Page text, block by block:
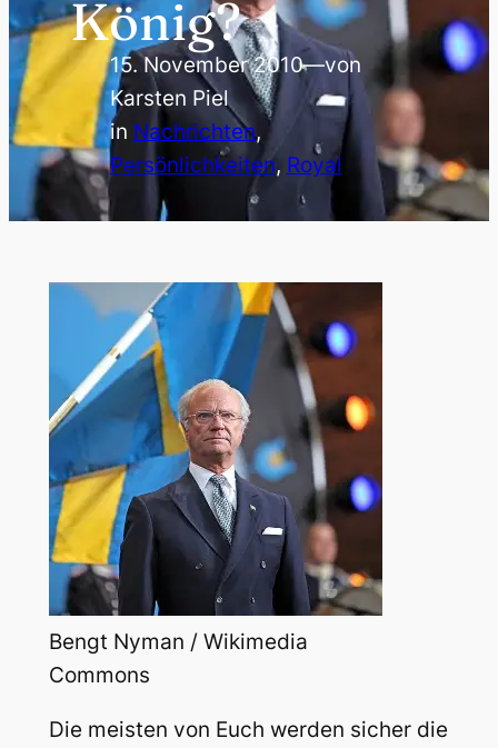
König?
15. November 2010—von
Karsten Piel
in Nachrichten
Persönlichkeiten, Royal
Bengt Nyman / Wikimedia
Commons
Die meisten von Euch werden sicher die